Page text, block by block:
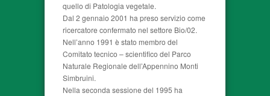
quello di Patologia vegetale.
Dal 2 gennaio 2001 ha preso servizio come
ricercatore confermato nel settore Bio/02.
Nell’anno 1991 è stato membro del
Comitato tecnico – scientifico del Parco
Naturale Regionale dell’Appennino Monti
Simbruini.
Nella seconda sessione del 1995 ha